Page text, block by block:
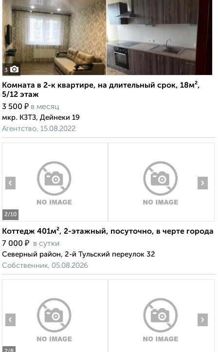
3
Комната в 2-к квартире, на длительный срок, 18м²,
5/12 этаж
3 500 ₽ в месяц
мкр. КЗТЗ, Дейнеки 19
Агентство, 15.08.2022
2/10
‹ ›
Коттедж 401м², 2-этажный, посуточно, в черте города
7 000 ₽ в сутки
Северный район, 2-й Тульский переулок 32
Собственник, 05.08.2026
‹ ›